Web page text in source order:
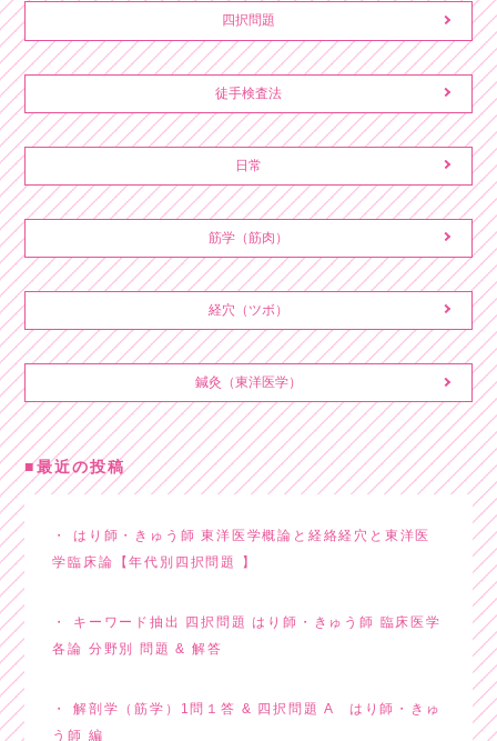
四択問題
徒手検査法
日常
筋学（筋肉）
経穴（ツボ）
鍼灸（東洋医学）
最近の投稿
はり師・きゅう師 東洋医学概論と経絡経穴と東洋医
学臨床論【年代別四択問題 】
キーワード抽出 四択問題 はり師・きゅう師 臨床医学
各論 分野別 問題 & 解答
解剖学（筋学）1問１答 & 四択問題 A はり師・きゅ
う師 編